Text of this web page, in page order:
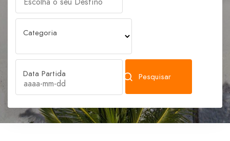
Categoria
Data Partida Pesquisar